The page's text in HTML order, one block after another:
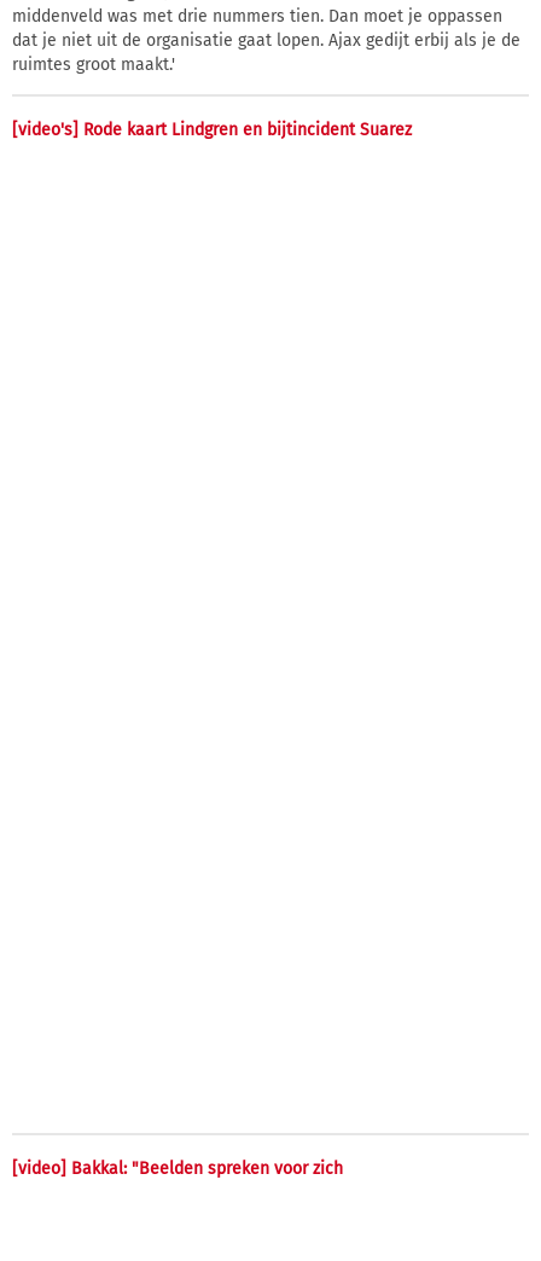
middenveld was met drie nummers tien. Dan moet je oppassen
dat je niet uit de organisatie gaat lopen. Ajax gedijt erbij als je de
ruimtes groot maakt.'
[video's] Rode kaart Lindgren en bijtincident Suarez
[video] Bakkal: "Beelden spreken voor zich